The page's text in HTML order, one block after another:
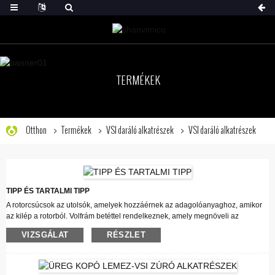
TERMÉKEK
Otthon Termékek VSI daráló alkatrészek VSI daráló alkatrészek
TIPP ÉS TARTALMI TIPP
A rotorcsúcsok az utolsók, amelyek hozzáérnek az adagolóanyaghoz, amikor
az kilép a rotorból. Volfrám betéttel rendelkeznek, amely megnöveli az
élettartamot. Gyakran használjuk a csúcsok élettartamát referenciapontként a
többi rotor kopóalkatrészhez.
A tartalék csúcsot úgy tervezték, hogy megvédje a rotort, ha és amikor a
rotorcsúcs eltörik vagy elhasználódik. Amikor ez megtörténik, a forgórész
VIZSGÁLAT RÉSZLET